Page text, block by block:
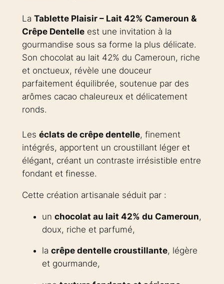
La Tablette Plaisir – Lait 42% Cameroun &
Crêpe Dentelleest une invitation à la
gourmandise sous sa forme la plus délicate.
Son chocolat au lait 42% du Cameroun, riche
et onctueux, révèle une douceur
parfaitement équilibrée, soutenue par des
arômes cacao chaleureux et délicatement
ronds.
Les éclats de crêpe dentelle, finement
intégrés, apportent un croustillant léger et
élégant, créant un contraste irrésistible entre
fondant et finesse.
Cette création artisanale séduit par :
un chocolat au lait 42% du Cameroun,
doux, riche et parfumé,
la crêpe dentelle croustillante, légère
et gourmande,